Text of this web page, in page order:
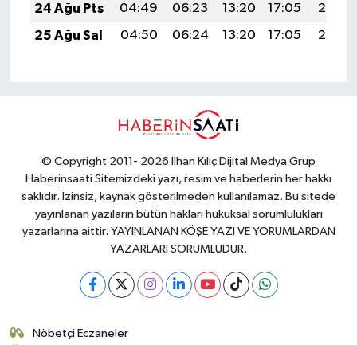
24 Ağu Pts
04:49 06:23 13:20 17:05
20:07
25 Ağu Sal
04:50 06:24 13:20 17:05 20:06
© Copyright 2011- 2026 İlhan Kılıç Dijital Medya Grup
Haberinsaati Sitemizdeki yazı, resim ve haberlerin her hakkı
saklıdır. İzinsiz, kaynak gösterilmeden kullanılamaz. Bu sitede
yayınlanan yazıların bütün hakları hukuksal sorumlulukları
yazarlarına aittir. YAYINLANAN KÖŞE YAZI VE YORUMLARDAN
YAZARLARI SORUMLUDUR.
Nöbetçi Eczaneler